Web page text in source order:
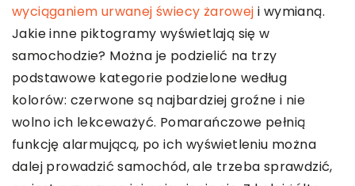
wyciąganiem urwanej świecy żarowej i wymianą.
Jakie inne piktogramy wyświetlają się w
samochodzie? Można je podzielić na trzy
podstawowe kategorie podzielone według
kolorów: czerwone są najbardziej groźne i nie
wolno ich lekceważyć. Pomarańczowe pełnią
funkcję alarmującą, po ich wyświetleniu można
dalej prowadzić samochód, ale trzeba sprawdzić,